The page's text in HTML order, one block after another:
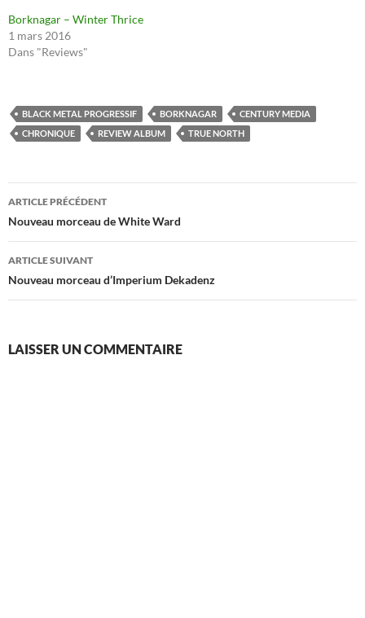
Borknagar – Winter Thrice
1 mars 2016
Dans "Reviews"
BLACK METAL PROGRESSIF BORKNAGAR
CENTURY MEDIA
CHRONIQUE
REVIEW ALBUM TRUE NORTH
Navigation
des
articles
ARTICLE PRÉCÉDENT
Nouveau morceau de White Ward
ARTICLE SUIVANT
Nouveau morceau d’Imperium Dekadenz
LAISSER UN COMMENTAIRE